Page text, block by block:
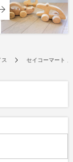
セイコーマート